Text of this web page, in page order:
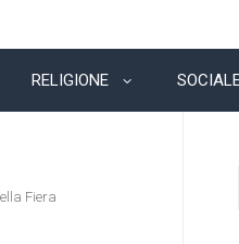
RELIGIONE
Fiera